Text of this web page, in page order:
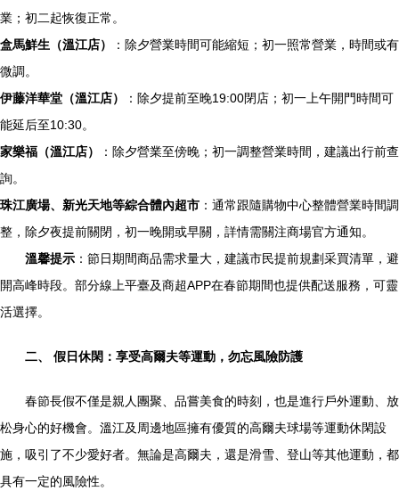
業；初二起恢復正常。
盒馬鮮生（溫江店）
：除夕營業時間可能縮短；初一照常營業，時間或有
微調。
伊藤洋華堂（溫江店）
：除夕提前至晚19:00閉店；初一上午開門時間可
能延后至10:30。
家樂福（溫江店）
：除夕營業至傍晚；初一調整營業時間，建議出行前查
詢。
珠江廣場、新光天地等綜合體內超市 ：通常跟隨購物中心整體營業時間調
整，除夕夜提前關閉，初一晚開或早關，詳情需關注商場官方通知。
溫馨提示 ：節日期間商品需求量大，建議市民提前規劃采買清單，避
開高峰時段。部分線上平臺及商超APP在春節期間也提供配送服務，可靈
活選擇。
二、 假日休閑：享受高爾夫等運動，勿忘風險防護
春節長假不僅是親人團聚、品嘗美食的時刻，也是進行戶外運動、放
松身心的好機會。溫江及周邊地區擁有優質的高爾夫球場等運動休閑設
施，吸引了不少愛好者。無論是高爾夫，還是滑雪、登山等其他運動，都
具有一定的風險性。